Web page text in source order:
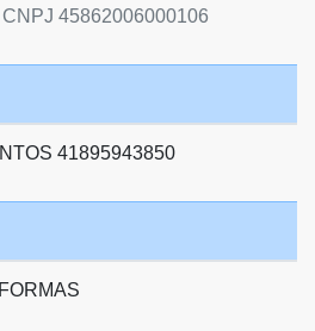
45862006000106
41895943850